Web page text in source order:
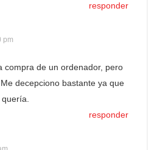
responder
pm
compra de un ordenador, pero
decepciono bastante ya que
responder